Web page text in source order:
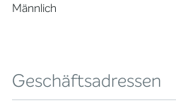
Männlich
Geschäftsadressen